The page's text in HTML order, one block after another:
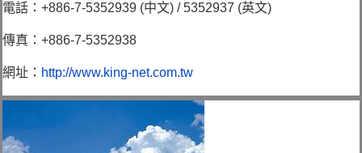
電話：+886-7-5352939 (中文) / 5352937 (英文)
傳真：+886-7-5352938
網址： http://www.king-net.com.tw